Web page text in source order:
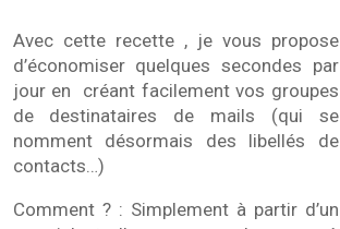
Avec cette recette , je vous propose
d’économiser quelques secondes par
jour en créant facilement vos groupes
de destinataires de mails (qui se
nomment désormais des libellés de
contacts…)
Comment ? : Simplement à partir d’un